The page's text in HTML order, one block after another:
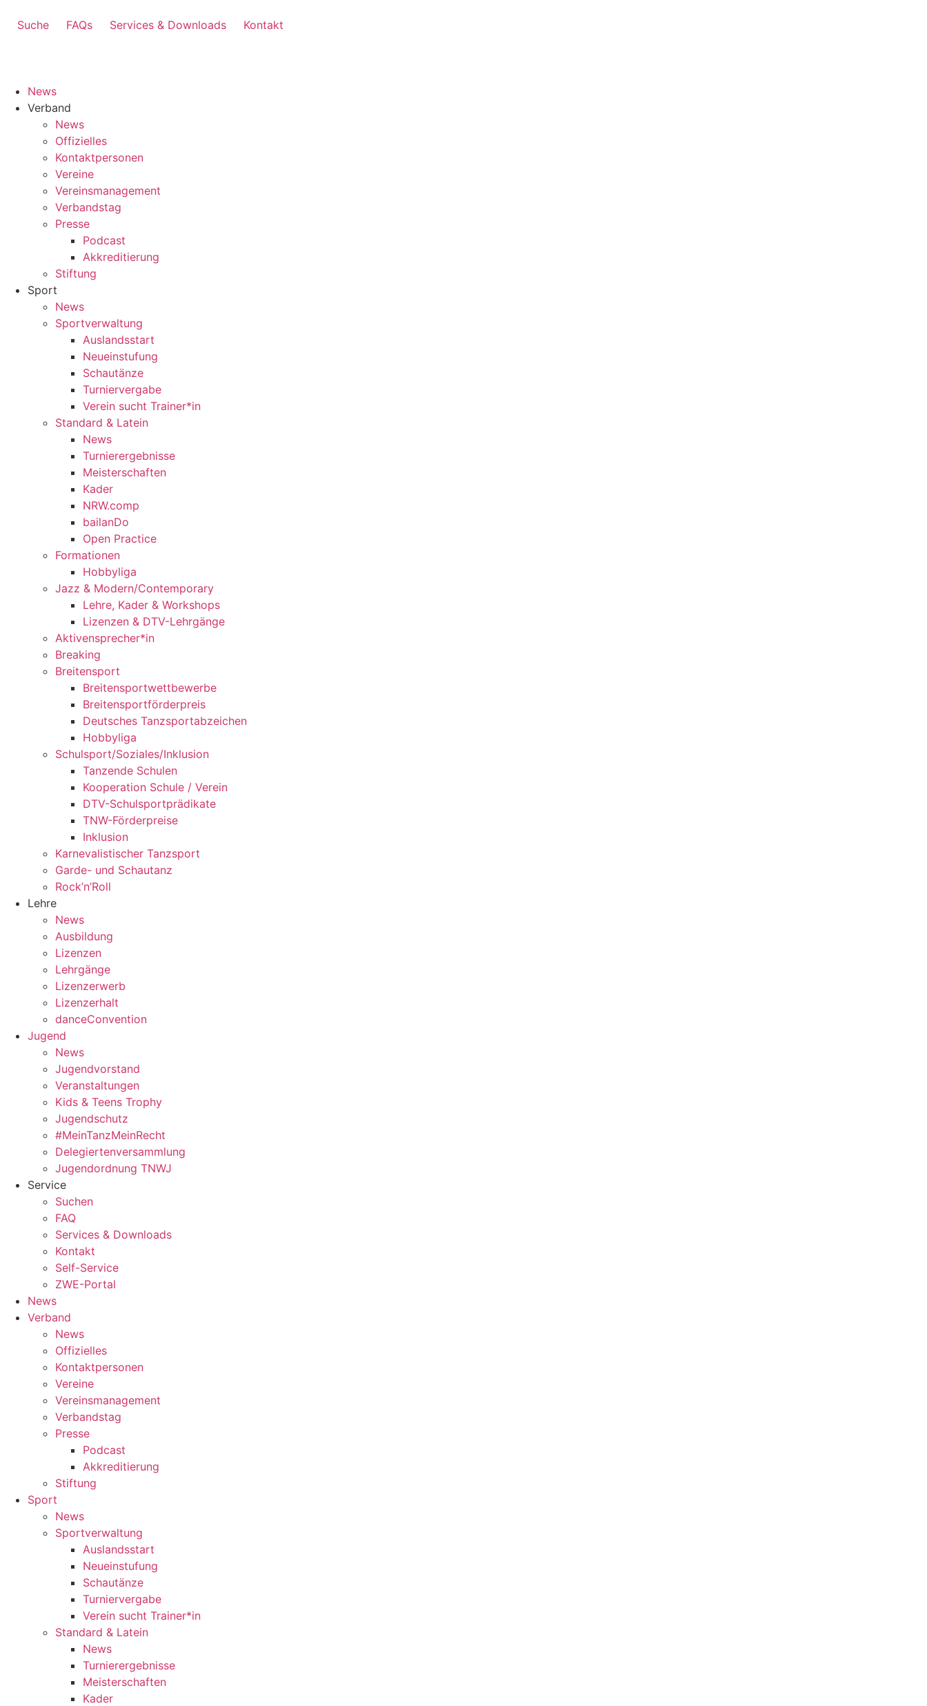
Suche FAQs Services & Downloads Kontakt
News
Verband
News
Offizielles
Kontaktpersonen
Vereine
Vereinsmanagement
Verbandstag
Presse
Podcast
Akkreditierung
Stiftung
Sport
News
Sportverwaltung
Auslandsstart
Neueinstufung
Schautänze
Turniervergabe
Verein sucht Trainer*in
Standard & Latein
News
Turnierergebnisse
Meisterschaften
Kader
NRW.comp
bailanDo
Open Practice
Formationen
Hobbyliga
Jazz & Modern/Contemporary
Lehre, Kader & Workshops
Lizenzen & DTV-Lehrgänge
Aktivensprecher*in
Breaking
Breitensport
Breitensportwettbewerbe
Breitensportförderpreis
Deutsches Tanzsportabzeichen
Hobbyliga
Schulsport/Soziales/Inklusion
Tanzende Schulen
Kooperation Schule / Verein
DTV-Schulsportprädikate
TNW-Förderpreise
Inklusion
Karnevalistischer Tanzsport
Garde- und Schautanz
Rock’n’Roll
Lehre
News
Ausbildung
Lizenzen
Lehrgänge
Lizenzerwerb
Lizenzerhalt
danceConvention
Jugend
News
Jugendvorstand
Veranstaltungen
Kids & Teens Trophy
Jugendschutz
#MeinTanzMeinRecht
Delegiertenversammlung
Jugendordnung TNWJ
Service
Suchen
FAQ
Services & Downloads
Kontakt
Self-Service
ZWE-Portal
News
Verband
News
Offizielles
Kontaktpersonen
Vereine
Vereinsmanagement
Verbandstag
Presse
Podcast
Akkreditierung
Stiftung
Sport
News
Sportverwaltung
Auslandsstart
Neueinstufung
Schautänze
Turniervergabe
Verein sucht Trainer*in
Standard & Latein
News
Turnierergebnisse
Meisterschaften
Kader